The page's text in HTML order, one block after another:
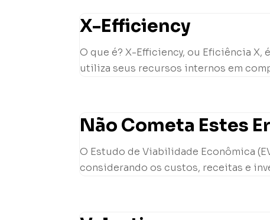
X-Efficiency
O que é? X-Efficiency, ou Eficiência
utiliza seus recursos internos em
Não Cometa Estes
O Estudo de Viabilidade Econômica
considerando os custos, receitas e